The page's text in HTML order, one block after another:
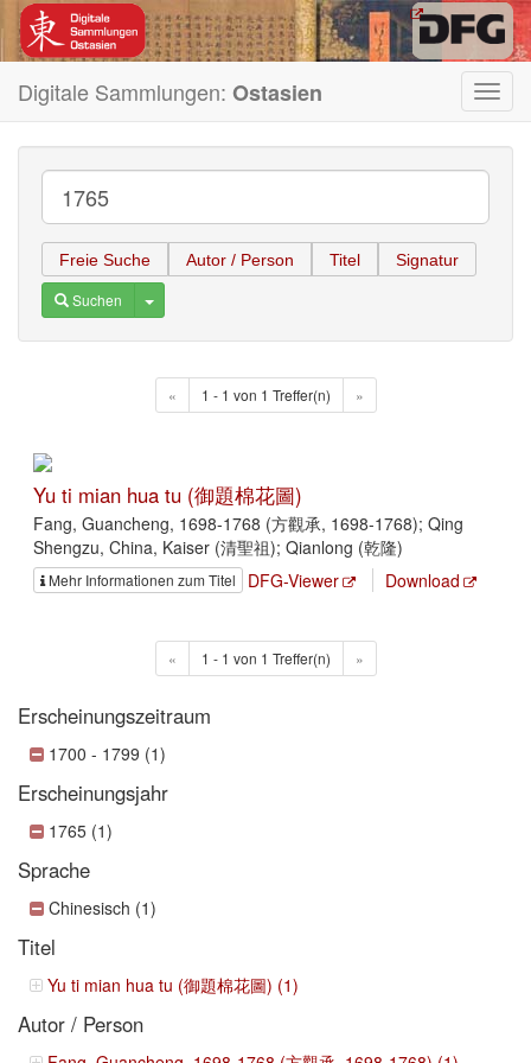
Digitale Sammlungen: Ostasien
Freie Suche Autor / Person Titel Signatur
Suchen Toggle Dropdown
« 1 - 1 von 1 Treffer(n) »
Yu ti mian hua tu (御題棉花圖)
Fang, Guancheng, 1698-1768 (方觀承, 1698-1768); Qing
Shengzu, China, Kaiser (清聖祖); Qianlong (乾隆)
Mehr Informationen zum Titel DFG-Viewer Download
« 1 - 1 von 1 Treffer(n) »
Erscheinungszeitraum
1700 - 1799 (1)
Erscheinungsjahr
1765 (1)
Sprache
Chinesisch (1)
Titel
Yu ti mian hua tu (御題棉花圖) (1)
Autor / Person